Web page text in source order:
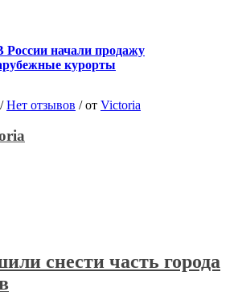
России начали продажу
курорты
/ Нет отзывов /от Victoria
снести часть города